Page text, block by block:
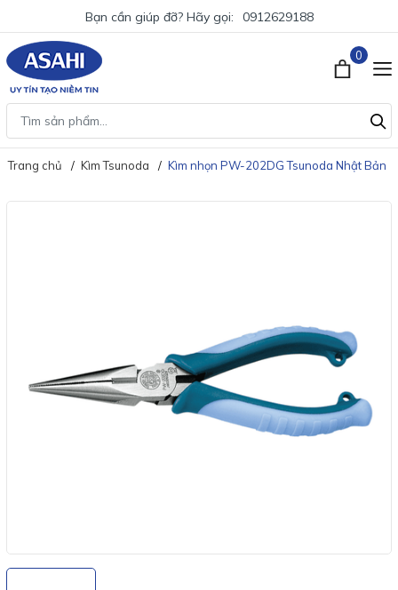
Bạn cần giúp đỡ? Hãy gọi: 0912629188
0
Trang chủ Kìm Tsunoda Kìm nhọn PW-202DG Tsunoda Nhật Bản